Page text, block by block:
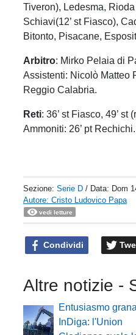
Tiveron), Ledesma, Rioda
Schiavi(12’ st Fiasco),
Bitonto, Pisacane,
Arbitro: Mirko Pelaia di
Assistenti: Nicolò Matteo
Reggio Calabria.
Reti: 36’ st Fiasco, 49’ st
Ammoniti: 26’ pt
Sezione:Serie D / Data: Dom
Autore: Cristo Ludovico Papa
vedi letture
Condividi
Altre notizie -
Entusiasmo
InDiga: l'Union